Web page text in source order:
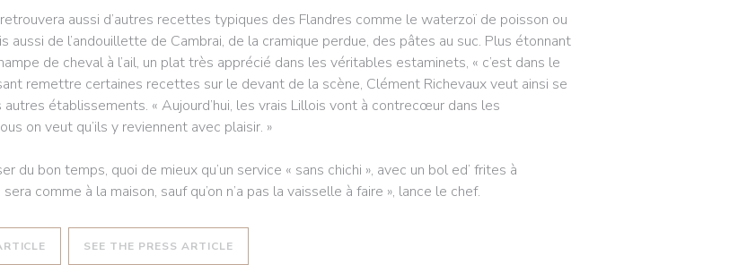
aussi d’autres recettes typiques des Flandres comme le waterzoï de poisson ou
aussi de l’andouillette de Cambrai, de la cramique perdue, des pâtes au suc. Plus étonnant
de cheval à l’ail, un plat très apprécié dans les véritables estaminets, « c’est dans le
remettre certaines recettes sur le devant de la scène, Clément Richevaux veut ainsi se
établissements. « Aujourd’hui, les vrais Lillois vont à contrecœur dans les
on veut qu’ils y reviennent avec plaisir. »
du bon temps, quoi de mieux qu’un service « sans chichi », avec un bol ed’ frites à
comme à la maison, sauf qu’on n’a pas la vaisselle à faire », lance le chef.
((OPENS IN A NEW WINDOW))
SEE THE PRESS ARTICLE((OPENS IN A NEW WINDOW))